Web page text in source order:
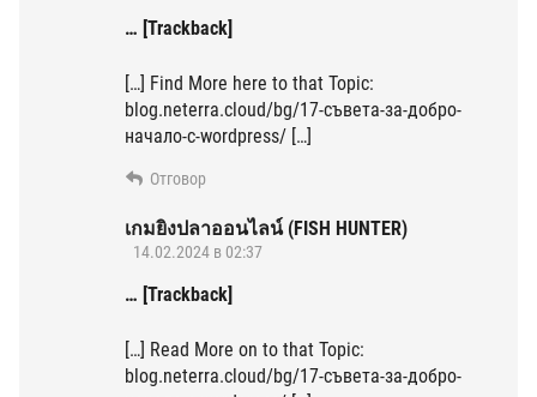
… [Trackback]
[…] Find More here to that Topic:
blog.neterra.cloud/bg/17-съвета-за-добро-
начало-с-wordpress/ […]
Отговор
เกมยิงปลาออนไลน์ (FISH HUNTER)
14.02.2024 в 02:37
… [Trackback]
[…] Read More on to that Topic:
blog.neterra.cloud/bg/17-съвета-за-добро-